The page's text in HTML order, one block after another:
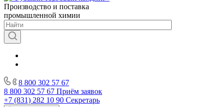
Производство и поставка
промышленной химии
8 800 302 57 67
8 800 302 57 67 Приём заявок
+7 (831) 282 10 90 Секретарь